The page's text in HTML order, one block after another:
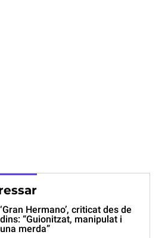
‘Gran Hermano’, criticat des de
dins: “Guionitzat, manipulat i
una merda”